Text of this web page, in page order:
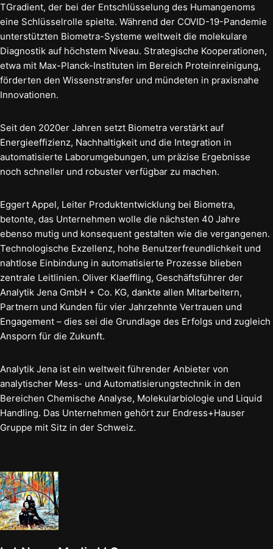
TGradient, der bei der Entschlüsselung des Humangenoms
eine Schlüsselrolle spielte. Während der COVID-19-Pandemie
unterstützten Biometra-Systeme weltweit die molekulare
Diagnostik auf höchstem Niveau. Strategische Kooperationen,
etwa mit Max-Planck-Instituten im Bereich Proteinreinigung,
förderten den Wissenstransfer und mündeten in praxisnahe
Innovationen.
Seit den 2020er Jahren setzt Biometra verstärkt auf
Energieeffizienz, Nachhaltigkeit und die Integration in
automatisierte Laborumgebungen, um präzise Ergebnisse
noch schneller und robuster verfügbar zu machen.
Eggert Appel, Leiter Produktentwicklung bei Biometra,
betonte, das Unternehmen wolle die nächsten 40 Jahre
ebenso mutig und konsequent gestalten wie die vergangenen.
Technologische Exzellenz, hohe Benutzerfreundlichkeit und
nahtlose Einbindung in automatisierte Prozesse blieben
zentrale Leitlinien. Oliver Klaeffling, Geschäftsführer der
Analytik Jena GmbH + Co. KG, dankte allen Mitarbeitern,
Partnern und Kunden für vier Jahrzehnte Vertrauen und
Engagement – dies sei die Grundlage des Erfolgs und zugleich
Ansporn für die Zukunft.
Analytik Jena ist ein weltweit führender Anbieter von
analytischer Mess- und Automatisierungstechnik in den
Bereichen Chemische Analyse, Molekularbiologie und Liquid
Handling. Das Unternehmen gehört zur Endress+Hauser
Gruppe mit Sitz in der Schweiz.